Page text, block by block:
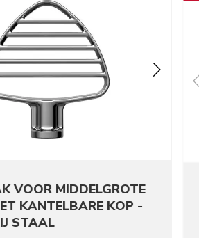
VOOR MIDDELGROTE
KANTELBARE KOP -
STAAL